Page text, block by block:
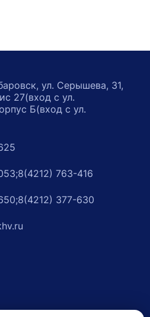
ул. Серышева, 31,
27(вход с ул.
Б(вход с ул.
8(4212) 763-416
8(4212) 377-630